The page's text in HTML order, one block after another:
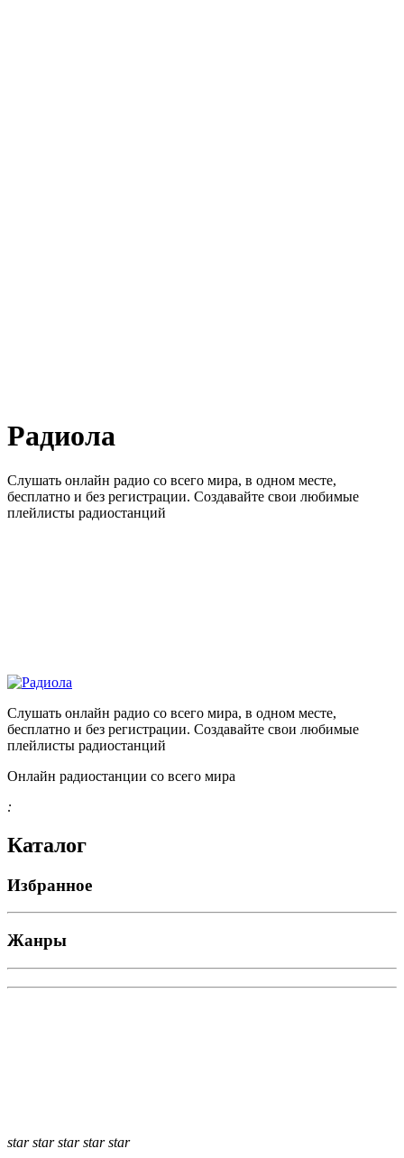
Радиола
Слушать онлайн радио со всего мира, в одном месте,
бесплатно и без регистрации. Создавайте свои любимые
плейлисты радиостанций
Слушать онлайн радио со всего мира, в одном месте,
бесплатно и без регистрации. Создавайте свои любимые
плейлисты радиостанций
Онлайн радиостанции со всего мира
:
Каталог
Избранное
Жанры
star star star star star